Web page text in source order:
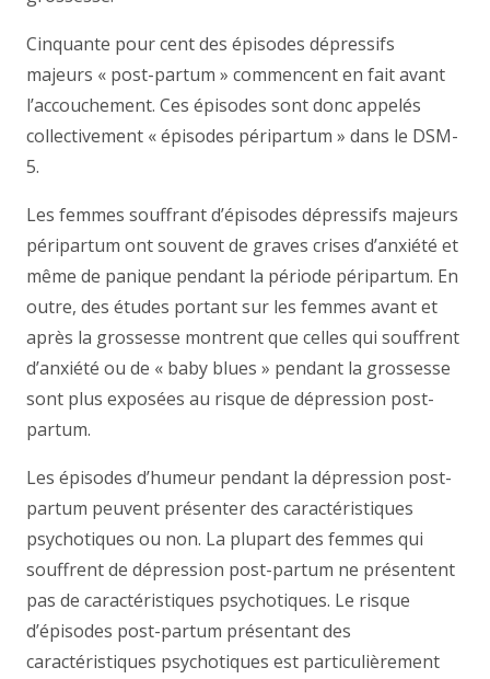
Cinquante pour cent des épisodes dépressifs
majeurs « post-partum » commencent en fait avant
l’accouchement. Ces épisodes sont donc appelés
collectivement « épisodes péripartum » dans le DSM-
5.
Les femmes souffrant d’épisodes dépressifs majeurs
péripartum ont souvent de graves crises d’anxiété et
même de panique pendant la période péripartum. En
outre, des études portant sur les femmes avant et
après la grossesse montrent que celles qui souffrent
d’anxiété ou de « baby blues » pendant la grossesse
sont plus exposées au risque de dépression post-
partum.
Les épisodes d’humeur pendant la dépression post-
partum peuvent présenter des caractéristiques
psychotiques ou non. La plupart des femmes qui
souffrent de dépression post-partum ne présentent
pas de caractéristiques psychotiques. Le risque
d’épisodes post-partum présentant des
caractéristiques psychotiques est particulièrement